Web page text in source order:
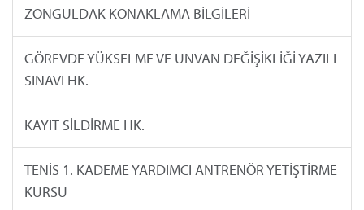
ZONGULDAK KONAKLAMA BİLGİLERİ
GÖREVDE YÜKSELME VE UNVAN DEĞİŞİKLİĞİ YAZILI
SINAVI HK.
KAYIT SİLDİRME HK.
TENİS 1. KADEME YARDIMCI ANTRENÖR YETİŞTİRME
KURSU